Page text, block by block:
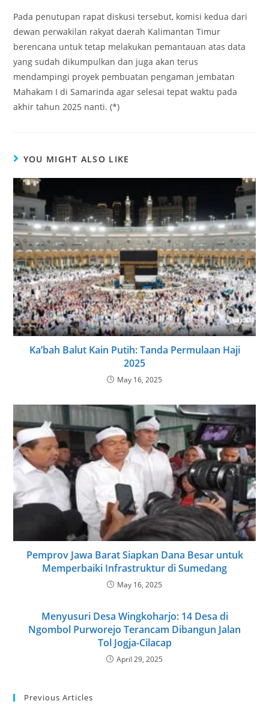
Pada penutupan rapat diskusi tersebut, komisi kedua dari
dewan perwakilan rakyat daerah Kalimantan Timur
berencana untuk tetap melakukan pemantauan atas data
yang sudah dikumpulkan dan juga akan terus
mendampingi proyek pembuatan pengaman jembatan
Mahakam I di Samarinda agar selesai tepat waktu pada
akhir tahun 2025 nanti. (*)
YOU MIGHT ALSO LIKE
Ka’bah Balut Kain Putih: Tanda Permulaan Haji
2025
May 16, 2025
Pemprov Jawa Barat Siapkan Dana Besar untuk
Memperbaiki Infrastruktur di Sumedang
May 16, 2025
Menyusuri Desa Wingkoharjo: 14 Desa di
Ngombol Purworejo Terancam Dibangun Jalan
Tol Jogja-Cilacap
April 29, 2025
Previous Articles